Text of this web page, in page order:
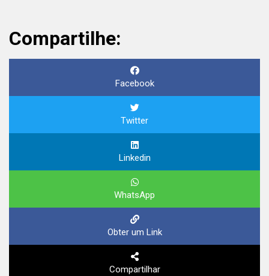
Compartilhe:
Facebook
Twitter
Linkedin
WhatsApp
Obter um Link
Compartilhar